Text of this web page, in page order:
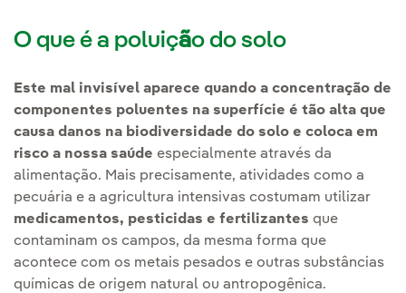
O que é a poluição do solo
Este mal invisível aparece quando a concentração de
componentes poluentes na superfície é tão alta que
causa danos na biodiversidade do solo e coloca em
risco a nossa saúde especialmente através da
alimentação. Mais precisamente, atividades como a
pecuária e a agricultura intensivas costumam utilizar
medicamentos, pesticidas e fertilizantes que
contaminam os campos, da mesma forma que
acontece com os metais pesados e outras substâncias
químicas de origem natural ou antropogênica.